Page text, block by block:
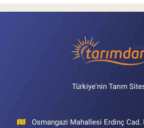
Türkiye'nin Tarım
Osmangazi Mahallesi Erdinç